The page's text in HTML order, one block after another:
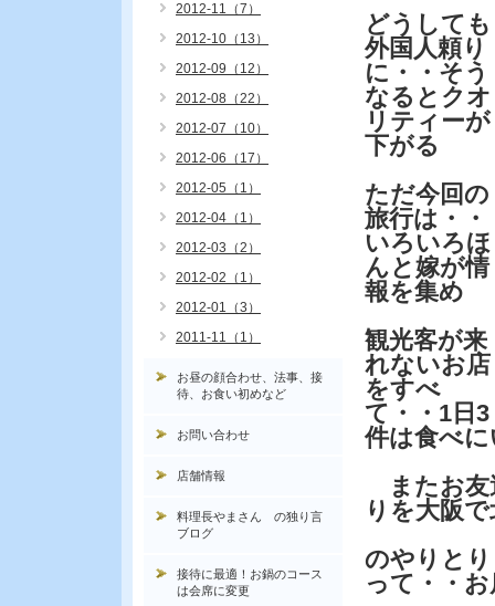
どうしても
外国人頼り
に・・そう
なるとクオ
リティーが
下がる
ただ今回の
旅行は・・
いろいろほ
んと嫁が情
報を集め
観光客が来
れないお店
をすべ
て・・1日3
件は食べ
またお友
りを大阪
のやりと
って・・
2012-11（7）
2012-10（13）
2012-09（12）
2012-08（22）
2012-07（10）
2012-06（17）
2012-05（1）
2012-04（1）
2012-03（2）
2012-02（1）
2012-01（3）
2011-11（1）
お昼の顔合わせ、法事、接
待、お食い初めなど
お問い合わせ
店舗情報
料理長やまさん の独り言
ブログ
接待に最適！お鍋のコース
は会席に変更